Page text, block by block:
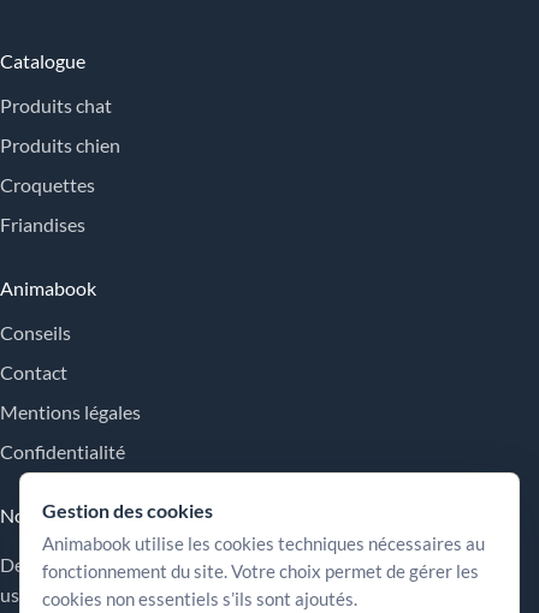
Catalogue
Produits chat
Produits chien
Croquettes
Friandises
Animabook
Conseils
Contact
Mentions légales
Confidentialité
Nos engagements
Des repères simples pour comparer les offres, comprendre les
usages et choisir plus sereinement.
Gestion des cookies
Animabook utilise les cookies techniques nécessaires au
fonctionnement du site. Votre choix permet de gérer les
cookies non essentiels s’ils sont ajoutés.